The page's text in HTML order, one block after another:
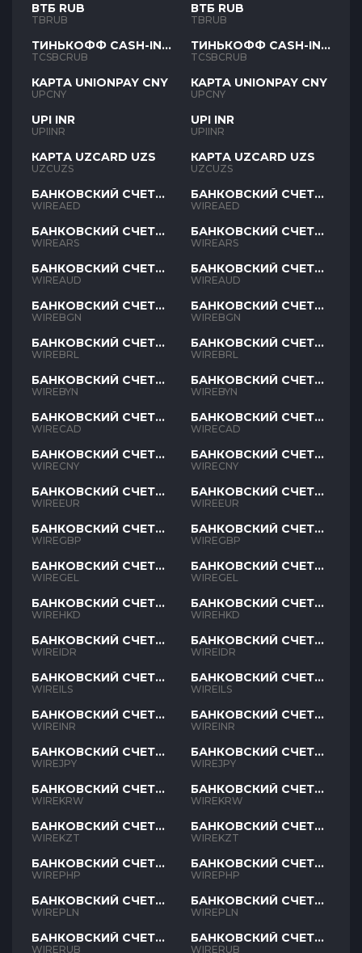
ВТБ RUB
TBRUB
ТИНЬКОФФ CASH-IN
RUB
TCSBCRUB
КАРТА UNIONPAY CNY
UPCNY
UPI INR
UPIINR
КАРТА UZCARD UZS
UZCUZS
БАНКОВСКИЙ СЧЕТ
AED
WIREAED
БАНКОВСКИЙ СЧЕТ
ARS
WIREARS
БАНКОВСКИЙ СЧЕТ
AUD
WIREAUD
БАНКОВСКИЙ СЧЕТ
BGN
WIREBGN
БАНКОВСКИЙ СЧЕТ
BRL
WIREBRL
БАНКОВСКИЙ СЧЕТ
BYN
WIREBYN
БАНКОВСКИЙ СЧЕТ
CAD
WIRECAD
БАНКОВСКИЙ СЧЕТ
CNY
WIRECNY
БАНКОВСКИЙ СЧЕТ
EUR
WIREEUR
БАНКОВСКИЙ СЧЕТ
GBP
WIREGBP
БАНКОВСКИЙ СЧЕТ
GEL
WIREGEL
БАНКОВСКИЙ СЧЕТ
HKD
WIREHKD
БАНКОВСКИЙ СЧЕТ
IDR
WIREIDR
БАНКОВСКИЙ СЧЕТ
ILS
WIREILS
БАНКОВСКИЙ СЧЕТ
INR
WIREINR
БАНКОВСКИЙ СЧЕТ
JPY
WIREJPY
БАНКОВСКИЙ СЧЕТ
KRW
WIREKRW
БАНКОВСКИЙ СЧЕТ
KZT
WIREKZT
БАНКОВСКИЙ СЧЕТ
PHP
WIREPHP
БАНКОВСКИЙ СЧЕТ
PLN
WIREPLN
БАНКОВСКИЙ СЧЕТ
RUB
WIRERUB
ВТБ RUB
TBRUB
ТИНЬКОФФ CASH-IN
RUB
TCSBCRUB
КАРТА UNIONPAY CNY
UPCNY
UPI INR
UPIINR
КАРТА UZCARD UZS
UZCUZS
БАНКОВСКИЙ СЧЕТ
AED
WIREAED
БАНКОВСКИЙ СЧЕТ
ARS
WIREARS
БАНКОВСКИЙ СЧЕТ
AUD
WIREAUD
БАНКОВСКИЙ СЧЕТ
BGN
WIREBGN
БАНКОВСКИЙ СЧЕТ
BRL
WIREBRL
БАНКОВСКИЙ СЧЕТ
BYN
WIREBYN
БАНКОВСКИЙ СЧЕТ
CAD
WIRECAD
БАНКОВСКИЙ СЧЕТ
CNY
WIRECNY
БАНКОВСКИЙ СЧЕТ
EUR
WIREEUR
БАНКОВСКИЙ СЧЕТ
GBP
WIREGBP
БАНКОВСКИЙ СЧЕТ
GEL
WIREGEL
БАНКОВСКИЙ СЧЕТ
HKD
WIREHKD
БАНКОВСКИЙ СЧЕТ
IDR
WIREIDR
БАНКОВСКИЙ СЧЕТ
ILS
WIREILS
БАНКОВСКИЙ СЧЕТ
INR
WIREINR
БАНКОВСКИЙ СЧЕТ
JPY
WIREJPY
БАНКОВСКИЙ СЧЕТ
KRW
WIREKRW
БАНКОВСКИЙ СЧЕТ
KZT
WIREKZT
БАНКОВСКИЙ СЧЕТ
PHP
WIREPHP
БАНКОВСКИЙ СЧЕТ
PLN
WIREPLN
БАНКОВСКИЙ СЧЕТ
RUB
WIRERUB